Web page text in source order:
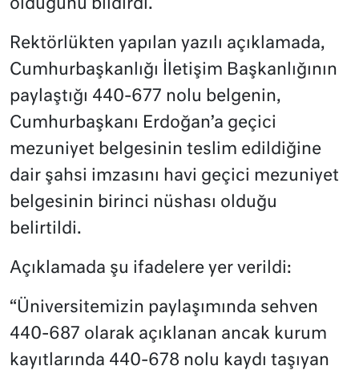
olduğunu bildirdi.
Rektörlükten yapılan yazılı açıklamada,
Cumhurbaşkanlığı İletişim Başkanlığının
paylaştığı 440-677 nolu belgenin,
Cumhurbaşkanı Erdoğan’a geçici
mezuniyet belgesinin teslim edildiğine
dair şahsi imzasını havi geçici mezuniyet
belgesinin birinci nüshası olduğu
belirtildi.
Açıklamada şu ifadelere yer verildi:
“Üniversitemizin paylaşımında sehven
440-687 olarak açıklanan ancak kurum
kayıtlarında 440-678 nolu kaydı taşıyan